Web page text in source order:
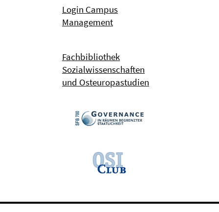
Login Campus
Management
Fachbibliothek
Sozialwissenschaften
und Osteuropastudien